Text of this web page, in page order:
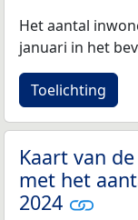
Het aantal
januari in het
Toelichting
Kaart van
met het
2024